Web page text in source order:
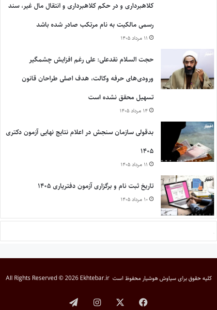
کلاهبرداری و در حکم کلاهبرداری و انتقال مال غیر، سند
رسمی مالکیت به نام مرتکب صادر شده باشد
۱۱ مرداد ۱۴۰۵
حجت السلام نقدعلی: علی رغم افزایش چشمگیر
ورودی‌های حرفه وکالت، هدف اصلی طراحان قانون
تسهیل محقق نشده است
۱۴ مرداد ۱۴۰۵
بدقولی سازمان سنجش در اعلام نتایج نهایی آزمون دکتری
۱۴۰۵
۱۱ مرداد ۱۴۰۵
تاریخ ثبت نام و برگزاری آزمون دفتریاری ۱۴۰۵
۱۰ مرداد ۱۴۰۵
کلیه حقوق برایسیاوش هوشیار محفوظ است All Rights Reserved © 2026 Ekhtebar.ir